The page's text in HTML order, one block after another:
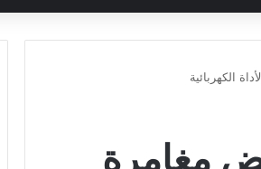
الكهربائية
مغامرة